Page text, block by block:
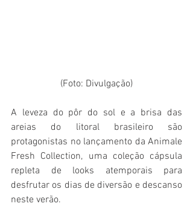
(Foto: Divulgação)
A leveza do pôr do sol e a brisa das
areias do litoral brasileiro são
protagonistas no lançamento da Animale
Fresh Collection, uma coleção cápsula
repleta de looks atemporais para
desfrutar os dias de diversão e descanso
neste verão.